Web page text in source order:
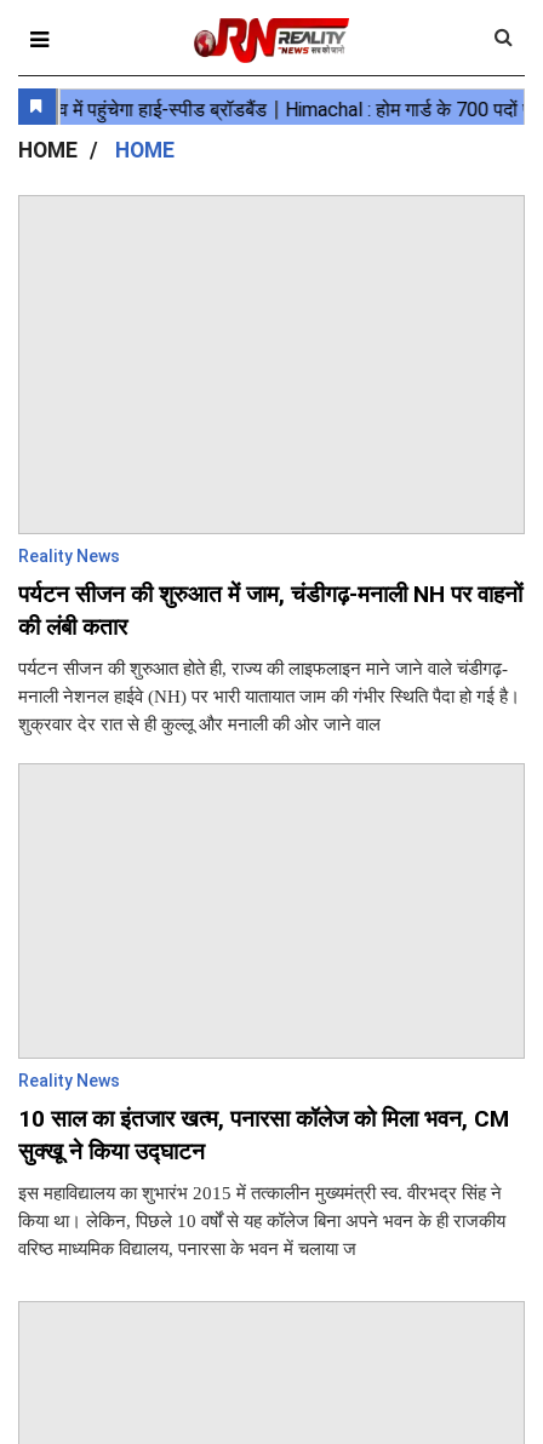
HOME HOME
Reality News
पर्यटन सीजन की शुरुआत में जाम, चंडीगढ़-मनाली NH पर वाहनों
की लंबी कतार
पर्यटन सीजन की शुरुआत होते ही, राज्य की लाइफलाइन माने जाने वाले चंडीगढ़-
मनाली नेशनल हाईवे (NH) पर भारी यातायात जाम की गंभीर स्थिति पैदा हो गई है।
शुक्रवार देर रात से ही कुल्लू और मनाली की ओर जाने वाल
Reality News
10 साल का इंतजार खत्म, पनारसा कॉलेज को मिला भवन, CM
सुक्खू ने किया उद्घाटन
इस महाविद्यालय का शुभारंभ 2015 में तत्कालीन मुख्यमंत्री स्व. वीरभद्र सिंह ने
किया था। लेकिन, पिछले 10 वर्षों से यह कॉलेज बिना अपने भवन के ही राजकीय
वरिष्ठ माध्यमिक विद्यालय, पनारसा के भवन में चलाया ज